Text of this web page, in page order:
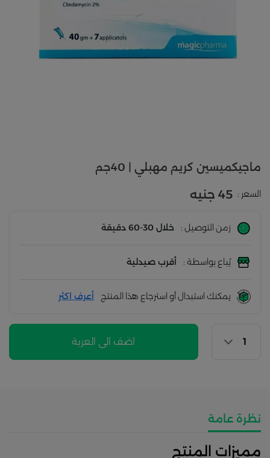
ماجيكميسين كريم مهبلي | 40جم
السعر : 45 جنيه
زمن التوصيل : خلال 30-60 دقيقة
يُباع بواسطة : أقرب صيدلية
يمكنك استبدال أو استرجاع هذا المنتج أعرف اكثر
اضف الى العربة
نظرة عامة
مميزات المنتج